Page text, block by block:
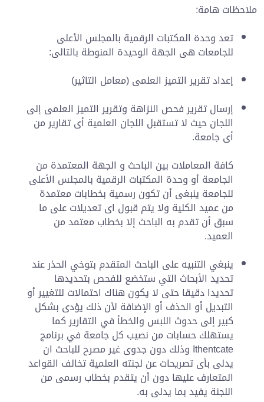
ملاحظات هامة:
تعد وحدة المكتبات الرقمية بالمجلس الأعلى
للجامعات هى الجهة الوحيدة المنوطة بالتالى:
إعداد تقرير التميز العلمى (معامل التاثير)
إرسال تقرير فحص النزاهة وتقرير التميز العلمى إلى
اللجان حيث لا تستقبل اللجان العلمية أى تقارير من
أى جامعة.
كافة المعاملات بين الباحث و الجهة المعتمدة من
الجامعة أو وحدة المكتبات الرقمية بالمجلس الأعلى
للجامعة ينبغى أن تكون رسمية بخطابات معتمدة
من عميد الكلية ولا يتم قبول اى تعديلات على ما
سبق أن تقدم به الباحث إلا بخطاب معتمد من
العميد.
ينبغي التنبيه على الباحث المتقدم بتوخي الحذر عند
تحديد الأبحاث التي ستخضع للفحص بتحديدها
تحديدا دقيقا حتى لا يكون هناك احتمالات للتغيير أو
التبديل أو الحذف أو الإضافة لأن ذلك يؤدى بشكل
كبير إلى حدوث اللبس والخطأ في التقارير كما
يستهلك حسابات من نصيب كل جامعة في برنامج
Ithentcate وذلك دون جدوى غير مصرح للباحث ان
يدلى بأى تصريحات عن لجنته العلمية تخالف القواعد
المتعارف عليها دون أن يتقدم بخطاب رسمى من
اللجنة يفيد بما يدلى به.